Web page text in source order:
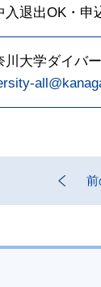
入退出OK・申
川大学ダイ
前